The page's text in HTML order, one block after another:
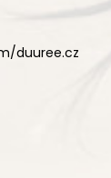
duuree.cz